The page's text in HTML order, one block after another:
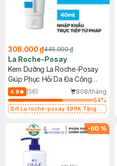
308.000 ₫445.000 ₫
La Roche-Posay
Kem Dưỡng La Roche-Posay
Giúp Phục Hồi Da Đa Công
Dụng 40ml
4.9 (56)
808/tháng
64%
Bill La roche-posay 399K Tặng
(SL có hạn)
-60 %